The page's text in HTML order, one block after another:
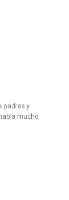
padres y
mucho